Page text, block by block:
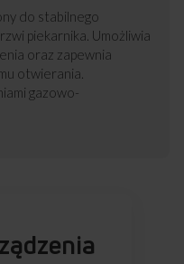
do stabilnego
piekarnika. Umożliwia
oraz zapewnia
otwierania.
gazowo-